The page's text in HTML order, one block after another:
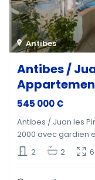
Antibes
Antibes /
545 000 €
Antibes / Juan les
2000 avec gardien
2
2